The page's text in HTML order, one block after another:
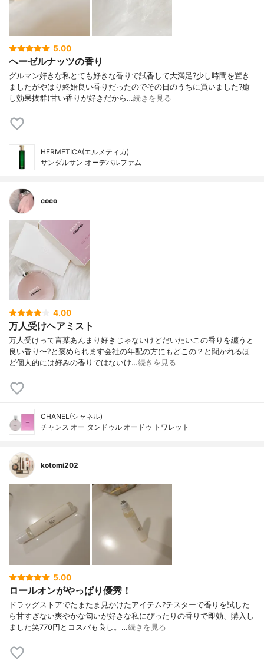
5.00
ヘーゼルナッツの香り
グルマン好きな私とても好きな香りで試香して大満足?少し時間を置き
ましたがやはり終始良い香りだったのでその日のうちに買いました?癒
し効果抜群(甘い香りが好きだから…続きを見る
HERMETICA(エルメティカ)
サンダルサン オーデパルファム
coco
4.00
万人受けヘアミスト
万人受けって言葉あんまり好きじゃないけどだいたいこの香りを纏うと
良い香り〜?と褒められます会社の年配の方にもどこの？と聞かれるほ
ど個人的には好みの香りではないけ…続きを見る
CHANEL(シャネル)
チャンス オー タンドゥル オードゥ トワレット
kotomi202
5.00
ロールオンがやっぱり優秀！
ドラッグストアでたまたま見かけたアイテム?テスターで香りを試した
ら甘すぎない爽やかな匂いが好きな私にぴったりの香りで即効、購入し
ました笑770円とコスパも良し。…続きを見る